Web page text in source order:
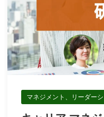
マネジメント、リーダー